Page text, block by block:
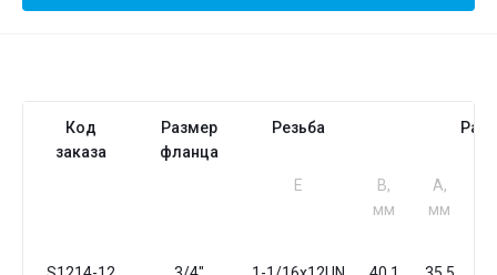
Код
заказа
Размер
фланца
Резьба
Е
B,
мм
A,
мм